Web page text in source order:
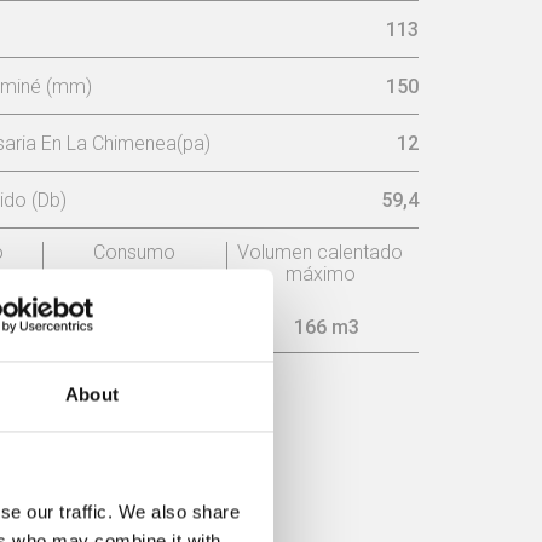
About
our traffic. We also share
113
(mm) 150
En La Chimenea(pa) 12
(Db) 59,4
Consumo
Volumen calentado
máximo
166 m3